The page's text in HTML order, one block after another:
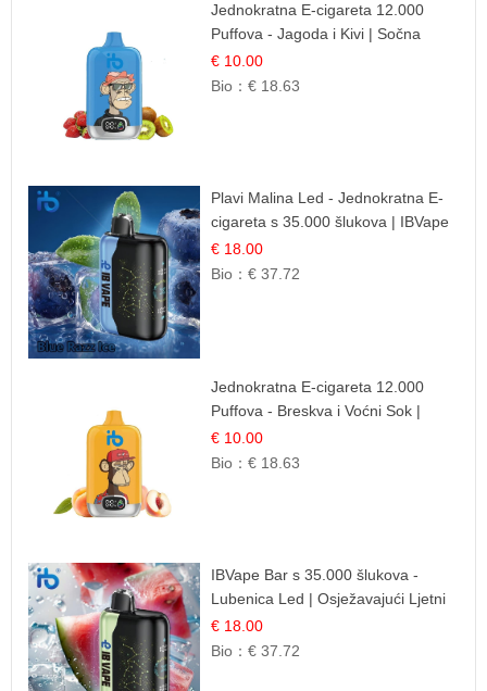
Jednokratna E-cigareta 12.000
Puffova - Jagoda i Kivi | Sočna
Voćna Kombinacija
€ 10.00
Bio：€ 18.63
Plavi Malina Led - Jednokratna E-
cigareta s 35.000 šlukova | IBVape
€ 18.00
Bio：€ 37.72
Jednokratna E-cigareta 12.000
Puffova - Breskva i Voćni Sok |
Osježavajuća Voćna Mješavina
€ 10.00
Bio：€ 18.63
IBVape Bar s 35.000 šlukova -
Lubenica Led | Osježavajući Ljetni
Okus
€ 18.00
Bio：€ 37.72